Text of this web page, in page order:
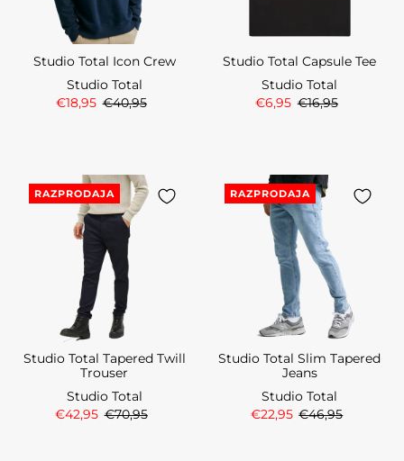
Studio Total Icon Crew
Studio Total
€18,95 €40,95
Studio Total Capsule Tee
Studio Total
€6,95 €16,95
RAZPRODAJA
Studio Total Tapered Twill
Trouser
Studio Total
€42,95 €70,95
RAZPRODAJA
Studio Total Slim Tapered
Jeans
Studio Total
€22,95 €46,95